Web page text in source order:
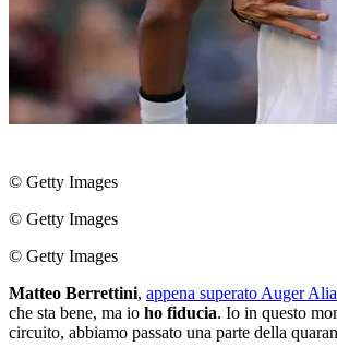
© Getty Images
© Getty Images
© Getty Images
Matteo Berrettini, appena superato Auger
che sta bene, ma io ho fiducia. Io in questo
circuito, abbiamo passato una parte della